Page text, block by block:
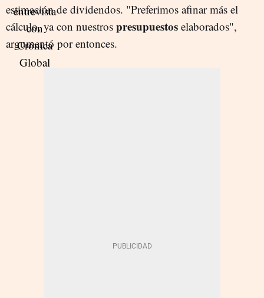
estimación de dividendos. "Preferimos afinar más el
cálculo, ya con nuestros presupuestos elaborados",
argumentó por entonces.